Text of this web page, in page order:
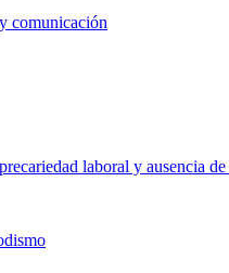
comunicación
laboral y ausencia